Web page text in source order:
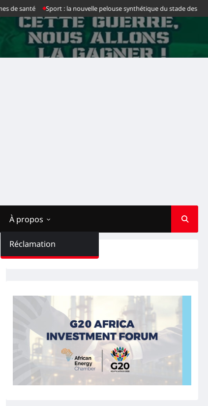
Sport : la nouvelle pelouse synthétique du stade des Martyrs
À propos
Réclamation